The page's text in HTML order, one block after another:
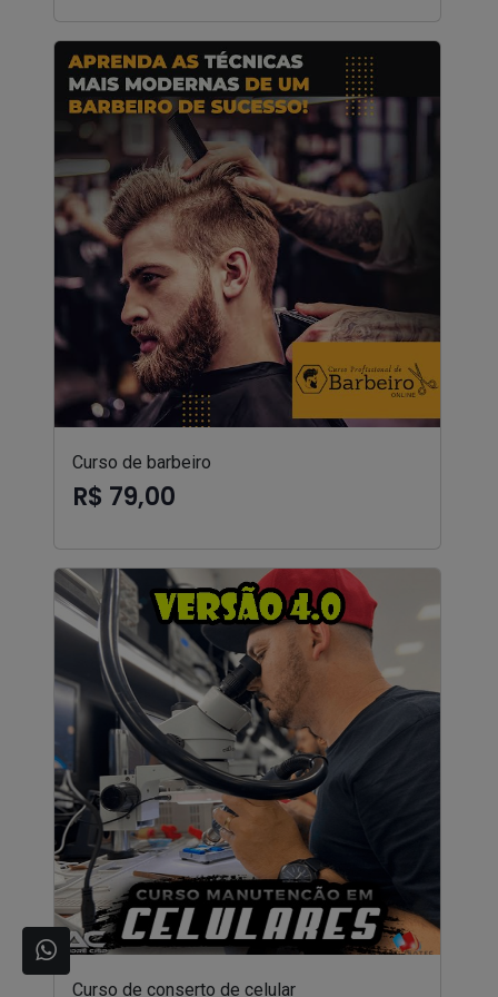
Curso de barbeiro
R$ 79,00
Curso de conserto de celular